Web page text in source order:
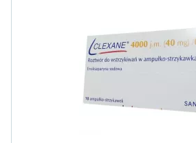
Биологически
Ветеринарные